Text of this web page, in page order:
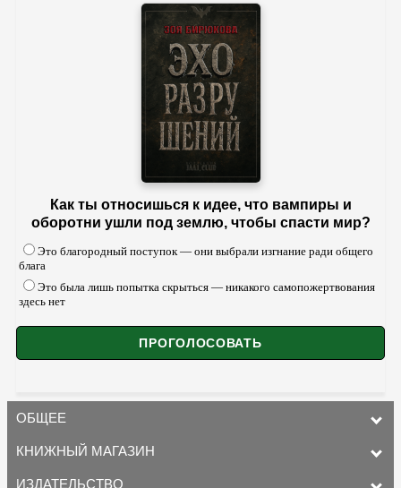
Как ты относишься к идее, что вампиры и
оборотни ушли под землю, чтобы спасти мир?
Это благородный поступок — они выбрали изгнание ради общего
блага
Это была лишь попытка скрыться — никакого самопожертвования
здесь нет
ОБЩЕЕ
КНИЖНЫЙ МАГАЗИН
ИЗДАТЕЛЬСТВО